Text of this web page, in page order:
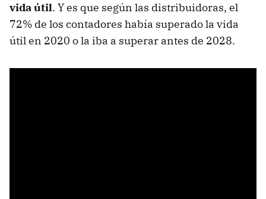
vida útil. Y es que según las distribuidoras, el
72% de los contadores había superado la vida
útil en 2020 o la iba a superar antes de 2028.